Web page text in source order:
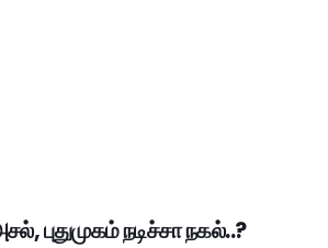
புதுமுகம் நடிச்சா நகல்..?